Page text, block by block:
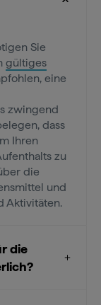
Sie
gültiges
eine
zwingend
dass
Ihren
zu
die
und
Aktivitäten.
die